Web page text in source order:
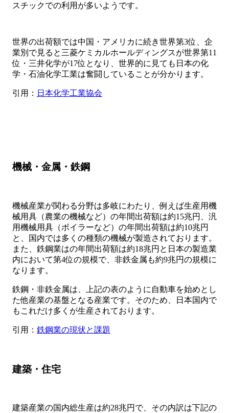
スチックでの利用が多いようです。
世界の出荷額では中国・アメリカに続き世界第3位、企
業別で見ると三菱ケミカルホールディングスが世界第11
位・三井化学が17位となり、世界的に見ても日本の化
学・石油化学工業は奮闘していることが分かります。
引用： 日本化学工業協会
機械・金属・鉄鋼
機械産業が関わる分野は多岐にわたり、例えば生産用機
械用具（農業の機械など）の年間出荷額は約15兆円、汎
用機械用具（ボイラーなど）の年間出荷額は約10兆円
と、国内では多くの種類の機械が製造されております。
また、鉄鋼業はの年間出荷額は約18兆円と日本の製造業
内において第4位の規模で、非鉄金属も約9兆円の規模に
なります。
鉄鋼・非鉄金属は、上記の表のように自動車を始めとし
た他産業の基盤となる産業です。そのため、日本国内で
もこれだけ多くが生産されております。
引用： 鉄鋼業の現状と課題
建築・住宅
建築産業の国内総生産は約28兆円で、その内訳は下記の